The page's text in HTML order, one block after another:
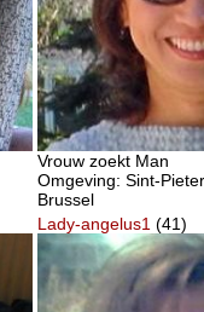
Vrouw zoekt Man
Omgeving: Sint-
Brussel
Lady-angelus1 (41)